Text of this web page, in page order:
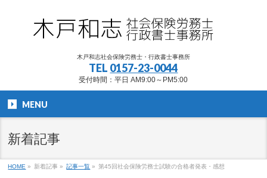
木戸和志社会保険労務士・行政書士事務所
TEL 0157-23-0044
受付時間：平日 AM9:00～PM5:00
MENU
新着記事
HOME » 新着記事 » 記事一覧 » 第45回社会保険労務士試験の合格者発表・感想